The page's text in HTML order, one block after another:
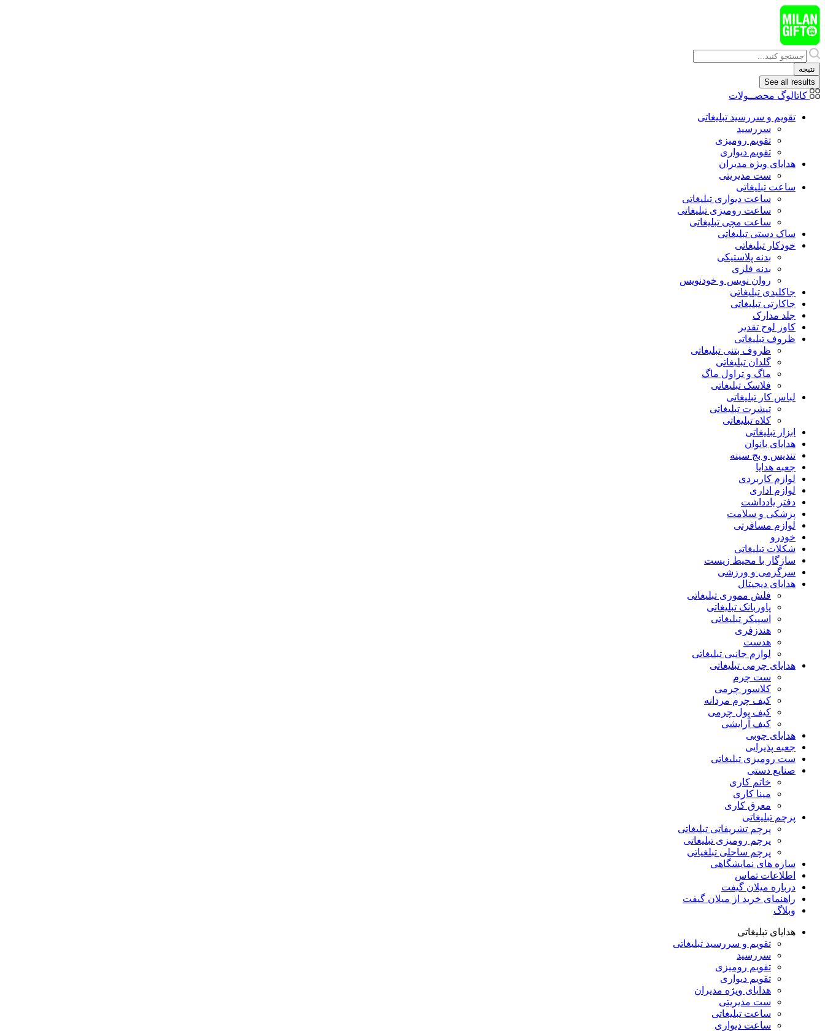
پرش
به
محتوا
Search
...
نتیجه
See all results
کاتالوگ محصــولات
تقویم و سررسید تبلیغاتی
سررسید
تقویم رومیزی
تقویم دیواری
هدایای ويژه مدیران
ست مدیریتی
ساعت تبلیغاتی
ساعت دیواری تبلیغاتی
ساعت رومیزی تبلیغاتی
ساعت مچی تبلیغاتی
ساک دستی تبلیغاتی
خودکار تبلیغاتی
بدنه پلاستیکی
بدنه فلزی
روان نویس و خودنویس
جاکلیدی تبلیغاتی
جاکارتی تبلیغاتی
جلد مدارک
کاور لوح تقدیر
ظروف تبلیغاتی
ظروف بتنی تبلیغاتی
گلدان تبلیغاتی
ماگ و تراول ماگ
فلاسک تبلیغاتی
لباس کار تبلیغاتی
تیشرت تبلیغاتی
کلاه تبلیغاتی
ابزار تبلیغاتی
هدایای بانوان
تندیس و بج سینه
جعبه هدایا
لوازم کاربردی
لوازم اداری
دفتر یادداشت
پزشکی و سلامت
لوازم مسافرتی
خودرو
شکلات تبلیغاتی
سازگار با محیط زیست
سرگرمی و ورزشی
هدایای دیجیتال
فلش مموری تبلیغاتی
پاوربانک تبلیغاتی
اسپیکر تبلیغاتی
هندزفری
هدست
لوازم جانبی تبلیغاتی
هدایای چرمی تبلیغاتی
ست چرم
کلاسور چرمی
کیف چرم مردانه
کیف پول چرمی
کیف آرایشی
هدایای چوبی
جعبه پذیرایی
ست رومیزی تبلیغاتی
صنایع دستی
خاتم کاری
مینا کاری
معرق کاری
پرچم تبلیغاتی
پرچم تشریفاتی تبلیغاتی
پرچم رومیزی تبلیغاتی
پرچم ساحلی تبلغیاتی
سازه های نمایشگاهی
اطلاعات تماس
درباره میلان گیفت
راهنمای خرید از میلان گیفت
وبلاگ
هدایای تبلیغاتی
تقویم و سررسید تبلیغاتی
سررسید
تقویم رومیزی
تقویم دیواری
هدایای ویژه مدیران
ست مدیریتی
ساعت تبلیغاتی
ساعت دیواری